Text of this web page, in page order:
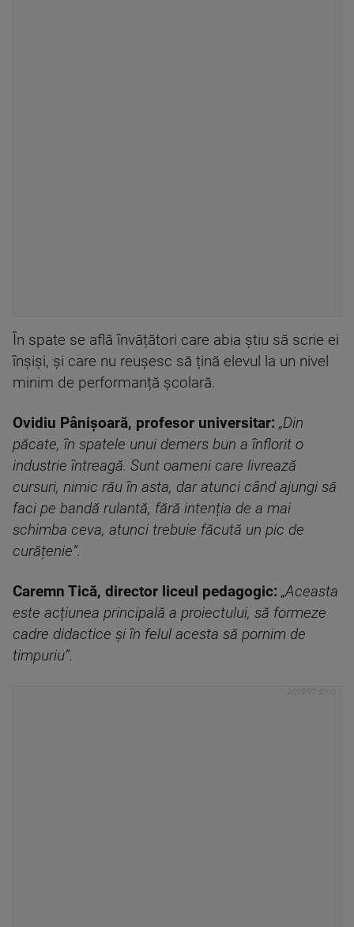
În spate se află învățători care abia știu să scrie ei
înșiși, și care nu reușesc să țină elevul la un nivel
minim de performanță școlară.
Ovidiu Pânișoară, profesor universitar: „Din
păcate, în spatele unui demers bun a înflorit o
industrie întreagă. Sunt oameni care livrează
cursuri, nimic rău în asta, dar atunci când ajungi să
faci pe bandă rulantă, fără intenția de a mai
schimba ceva, atunci trebuie făcută un pic de
curățenie”.
Caremn Tică, director liceul pedagogic: „Aceasta
este acțiunea principală a proiectului, să formeze
cadre didactice și în felul acesta să pornim de
timpuriu”.